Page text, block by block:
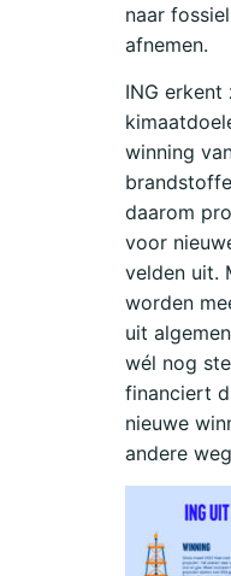
naar
afnemen.
ING
winning
daarom
voor
velden uit.
worden
uit
wél nog
financiert
nieuwe
andere